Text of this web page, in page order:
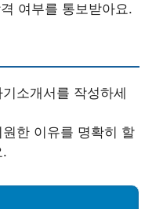
여부를 통보받아요.
소개서를 작성하세
한 이유를 명확히 할
.